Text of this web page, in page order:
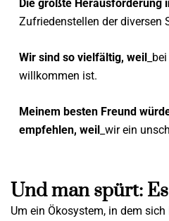
Die größte Herausforderung
Zufriedenstellen der diversen
Wir sind so vielfältig, weil
willkommen ist.
Meinem besten Freund
empfehlen, weil _wir ein
Und man spürt:
Um ein Ökosystem, in dem